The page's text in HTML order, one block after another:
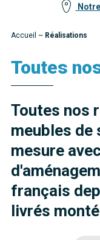
Accueil ~ Réalisations
Toutes
Toutes nos
meubles de
mesure
français
livrés